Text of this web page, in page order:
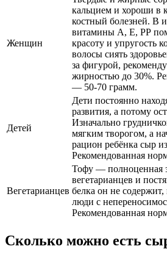
Женщин
кальцием и хороши в
костный болезней. В
витамины А, Е, РР
красоту и упругость
волосы сиять
за фигурой,
жирностью до 30%.
— 50-70 грамм.
Детей
Дети постоянно
развития, а потому
Изначально
мягким творогом, а
рацион ребёнка сыр
Рекомендованная
Вегетарианцев
Тофу — полноценная
вегетарианцев и
белка он не содержит,
люди с
Рекомендованная
Сколько можно есть